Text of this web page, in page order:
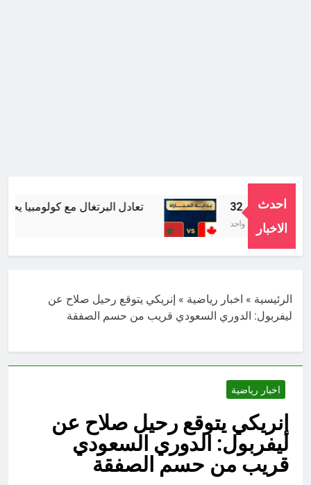
احدث
الاخبار
تعادل البرتغال مع كولومبيا
شهر واحد Ago
الرئيسية » اخبار رياضية » إنريكي يتوقع رحيل صلاح عن
ليفربول: الدوري السعودي قريب من حسم الصفقة
اخبار رياضية
إنريكي يتوقع رحيل صلاح عن
ليفربول: الدوري السعودي
قريب من حسم الصفقة